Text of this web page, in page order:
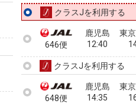
クラスJを利用する
646便
鹿児島
12:40
東
クラスJを利用する
648便
鹿児島
14:35
東